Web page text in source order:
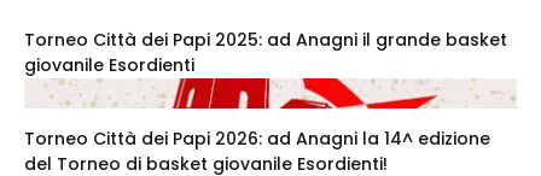
Torneo Città dei Papi 2025: ad Anagni il grande basket
giovanile Esordienti
Torneo Città dei Papi 2026: ad Anagni la 14^ edizione
del Torneo di basket giovanile Esordienti!